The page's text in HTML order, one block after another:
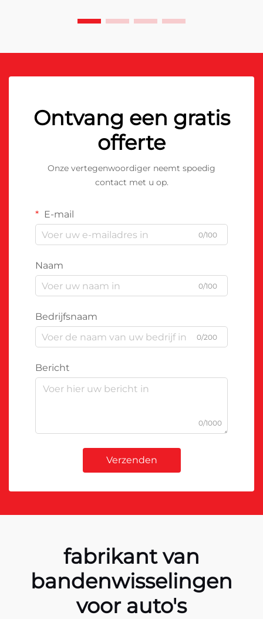
Ontvang een gratis
offerte
Onze vertegenwoordiger neemt spoedig
contact met u op.
E-mail
0/100
Naam
0/100
Bedrijfsnaam
0/200
Bericht
0/1000
Verzenden
fabrikant van
bandenwisselingen
voor auto's